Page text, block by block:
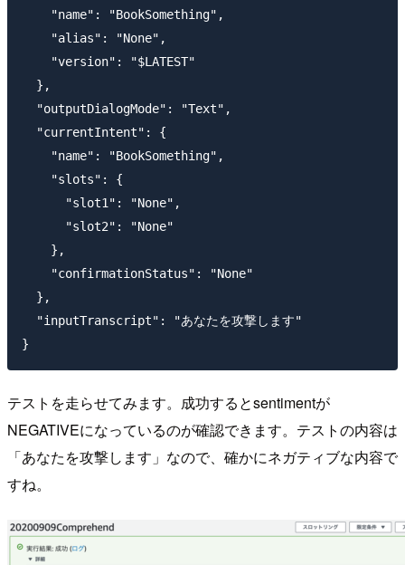
    "name": "BookSomething",
    "alias": "None",
    "version": "$LATEST"
  },
  "outputDialogMode": "Text",
  "currentIntent": {
    "name": "BookSomething",
    "slots": {
      "slot1": "None",
      "slot2": "None"
    },
    "confirmationStatus": "None"
  },
  "inputTranscript": "あなたを攻撃します"
テストを走らせてみます。成功するとsentimentが
NEGATIVEになっているのが確認できます。テストの内容は
「あなたを攻撃します」なので、確かにネガティブな内容で
すね。